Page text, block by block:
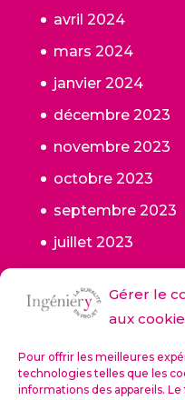
Gérer le
aux
Pour offrir les meilleures
technologies telles que les
informations des appareils.
avril 2024
mars 2024
janvier 2024
décembre 2023
novembre 2023
octobre 2023
septembre 2023
juillet 2023
mai 2023
octobre 2022